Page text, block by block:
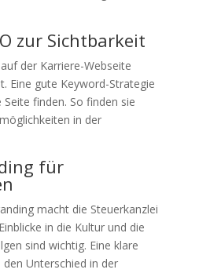
zur Sichtbarkeit
der Karriere-Webseite
Eine gute Keyword-Strategie
finden. So finden sie
in der
für
macht die Steuerkanzlei
in die Kultur und die
sind wichtig. Eine klare
Unterschied in der